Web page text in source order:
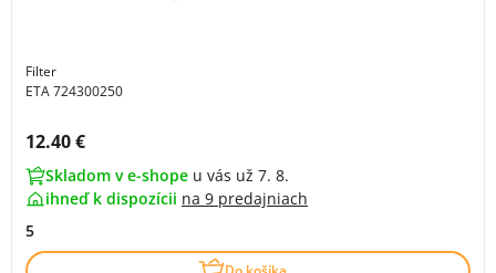
Filter
ETA 724300250
Cena s DPH:
12.40 €
Skladom v e-shope u vás už 7. 8.
ihneď k dispozícii na 9 predajniach
5